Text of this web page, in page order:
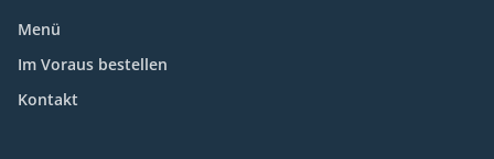
Menü
Im Voraus bestellen
Kontakt